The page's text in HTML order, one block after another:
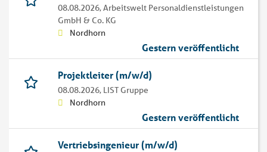
08.08.2026,Arbeitswelt Personaldienstleistungen
GmbH & Co. KG
Nordhorn
Gestern veröffentlicht
Projektleiter (m/w/d)
08.08.2026, LIST Gruppe
Nordhorn
Gestern veröffentlicht
Vertriebsingenieur (m/w/d)